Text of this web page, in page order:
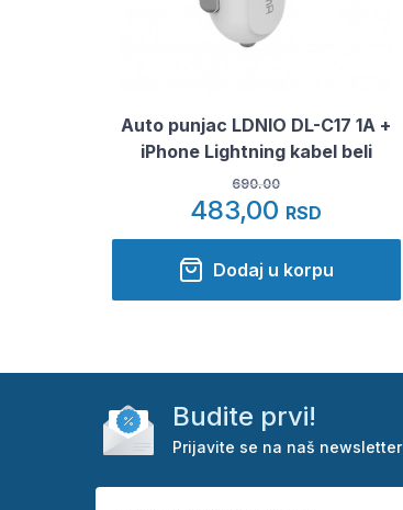
Auto punjac LDNIO DL-C17 1A +
iPhone Lightning kabel beli
690.00
483,00 RSD
Dodaj u korpu
Budite prvi!
Prijavite se na naš newsletter